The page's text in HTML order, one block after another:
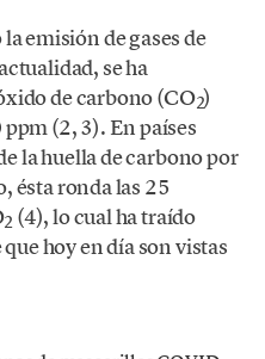
emisión de gases de
se ha
de carbono (CO2)
(2, 3). En países
la huella de carbono por
ésta ronda las 25
2 (4), lo cual ha traído
hoy en día son vistas